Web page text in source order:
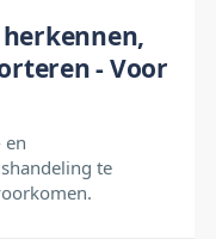
- Voor
en
te